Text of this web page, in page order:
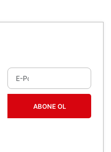
ABONE OL